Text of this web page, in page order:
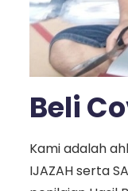
Beli
Kami adalah
IJAZAH serta